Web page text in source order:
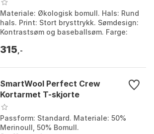
Materiale: Økologisk bomull. Hals: Rund
hals. Print: Stort brysttrykk. Sømdesign:
Kontrastsøm og baseballsøm. Farge:
M, ...
315 ,-
SmartWool Perfect Crew
Kortarmet T-skjorte
Passform: Standard. Materiale: 50%
Merinoull, 50% Bomull.